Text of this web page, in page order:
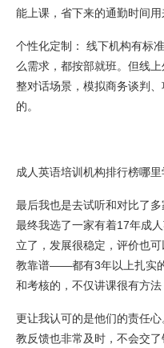
能上课，省下来的通勤时间用
个性化定制： 线下机构有标
么需求，都按部就班。但线
整对话场景，模拟商务谈判
的。
成人英语培训机构排行榜哪
最后我也是去试听和对比了
最终我选了一家有着17年成
立了，发展很稳定，评价也
教靠谱——都有3年以上扎实
和考核的，不仅讲课很有方法
更让我认可的是他们的责任
教反馈也非常及时，不会交